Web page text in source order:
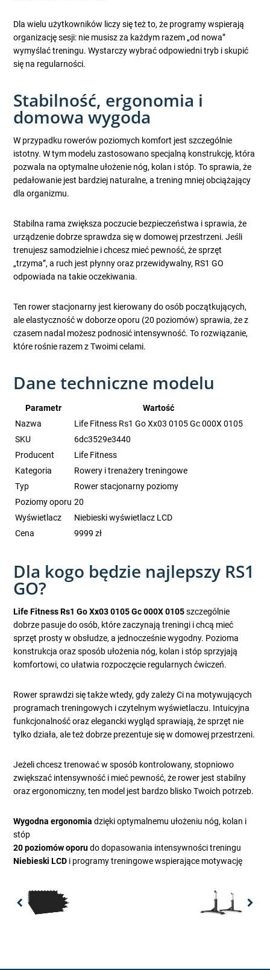
Dla wielu użytkowników liczy się też to, że programy wspierają
organizację sesji: nie musisz za każdym razem „od nowa”
wymyślać treningu. Wystarczy wybrać odpowiedni tryb i skupić
się na regularności.
Stabilność, ergonomia i
domowa wygoda
W przypadku rowerów poziomych komfort jest szczególnie
istotny. W tym modelu zastosowano specjalną konstrukcję, która
pozwala na optymalne ułożenie nóg, kolan i stóp. To sprawia, że
pedałowanie jest bardziej naturalne, a trening mniej obciążający
dla organizmu.
Stabilna rama zwiększa poczucie bezpieczeństwa i sprawia, że
urządzenie dobrze sprawdza się w domowej przestrzeni. Jeśli
trenujesz samodzielnie i chcesz mieć pewność, że sprzęt
„trzyma”, a ruch jest płynny oraz przewidywalny, RS1 GO
odpowiada na takie oczekiwania.
Ten rower stacjonarny jest kierowany do osób początkujących,
ale elastyczność w doborze oporu (20 poziomów) sprawia, że z
czasem nadal możesz podnosić intensywność. To rozwiązanie,
które rośnie razem z Twoimi celami.
Dane techniczne modelu
Parametr
Wartość
Nazwa
Life Fitness Rs1 Go Xx03 0105 Gc 000X 0105
SKU
6dc3529e3440
Producent
Life Fitness
Kategoria
Rowery i trenażery treningowe
Typ
Rower stacjonarny poziomy
Poziomy oporu 20
Wyświetlacz
Niebieski wyświetlacz LCD
Cena
9999 zł
Dla kogo będzie najlepszy RS1
GO?
Life Fitness Rs1 Go Xx03 0105 Gc 000X 0105szczególnie
dobrze pasuje do osób, które zaczynają treningi i chcą mieć
sprzęt prosty w obsłudze, a jednocześnie wygodny. Pozioma
konstrukcja oraz sposób ułożenia nóg, kolan i stóp sprzyjają
komfortowi, co ułatwia rozpoczęcie regularnych ćwiczeń.
Rower sprawdzi się także wtedy, gdy zależy Ci na motywujących
programach treningowych i czytelnym wyświetlaczu. Intuicyjna
funkcjonalność oraz elegancki wygląd sprawiają, że sprzęt nie
tylko działa, ale też dobrze prezentuje się w domowej przestrzeni.
Jeżeli chcesz trenować w sposób kontrolowany, stopniowo
zwiększać intensywność i mieć pewność, że rower jest stabilny
oraz ergonomiczny, ten model jest bardzo blisko Twoich potrzeb.
Wygodna ergonomia dzięki optymalnemu ułożeniu nóg, kolan i
stóp
20 poziomów oporudo dopasowania intensywności treningu
Niebieski LCD i programy treningowe wspierające motywację